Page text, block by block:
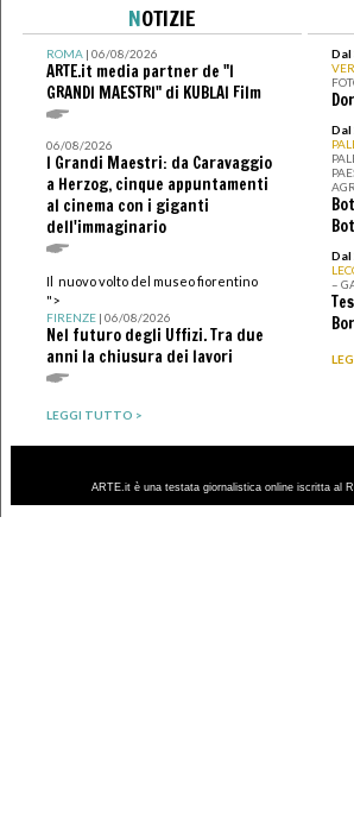
NOTIZIE
ROMA| 06/08/2026
ARTE.it media partner de "I
GRANDI MAESTRI" di KUBLAI Film
06/08/2026
I Grandi Maestri: da Caravaggio
a Herzog, cinque appuntamenti
al cinema con i giganti
dell'immaginario
Il nuovo volto del museo fiorentino
">
FIRENZE| 06/08/2026
Nel futuro degli Uffizi. Tra due
anni la chiusura dei lavori
LEGGI TUTTO >
Dal
Dal
Dal
–
ARTE.it è una testata giornalistica online iscritta al